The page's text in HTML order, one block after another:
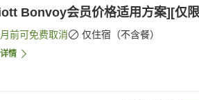
Bonvoy会员价格适用方案][仅
前可免费取消 仅住宿（不含餐）
情